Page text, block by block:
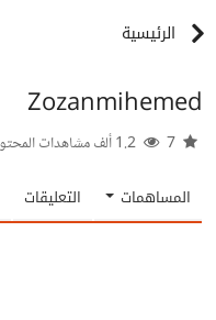
الرئيسية
Zozanmihemed
المساهمات التعليقات